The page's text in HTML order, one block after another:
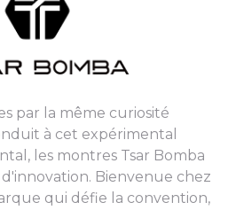
par la même curiosité
à cet expérimental
les montres Tsar Bomba
Bienvenue chez
qui défie la convention,